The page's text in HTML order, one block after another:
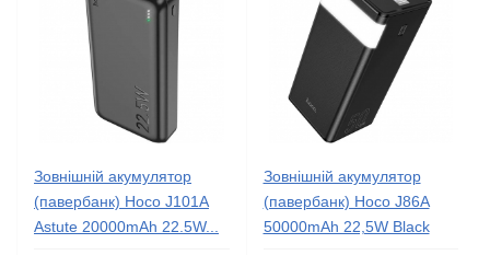
Зовнішній акумулятор
(павербанк) Hoco J101A
Astute 20000mAh 22.5W...
Зовнішній акумулятор
(павербанк) Hoco J86A
50000mAh 22,5W Black